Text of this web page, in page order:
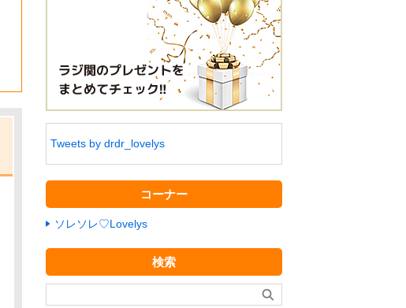
Tweets by drdr_lovelys
コーナー
ソレソレ♡Lovelys
検索